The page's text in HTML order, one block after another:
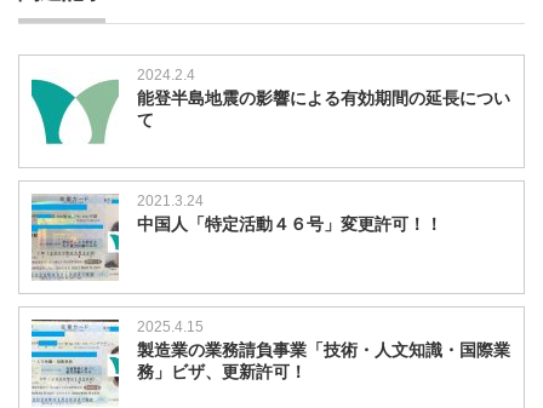
2024.2.4
能登半島地震の影響による有効期間の延長につい
て
2021.3.24
中国人「特定活動４６号」変更許可！！
2025.4.15
製造業の業務請負事業「技術・人文知識・国際業
務」ビザ、更新許可！